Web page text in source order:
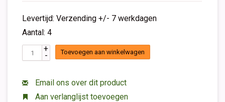
Levertijd: Verzending +/- 7 werkdagen
Aantal: 4
+
- Toevoegen aan winkelwagen
Email ons over dit product
Aan verlanglijst toevoegen